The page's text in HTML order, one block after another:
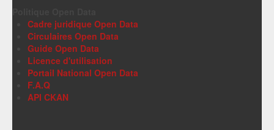
Cadre juridique Open Data
Circulaires Open Data
Guide Open Data
Licence d'utilisation
Portail National Open Data
F.A.Q
API CKAN